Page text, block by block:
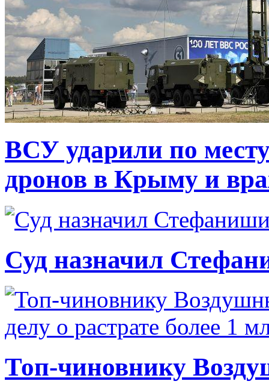
ВСУ ударили по
дронов в Крыму и
Суд назначил
Топ-чиновнику